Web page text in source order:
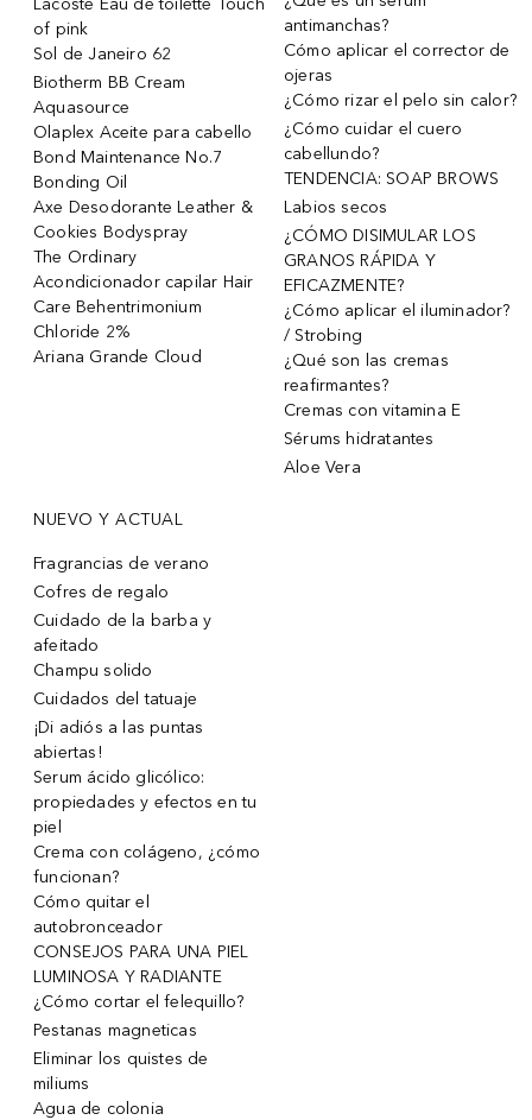
Lacoste Eau de toilette Touch
of pink
Sol de Janeiro 62
Biotherm BB Cream
Aquasource
Olaplex Aceite para cabello
Bond Maintenance No.7
Bonding Oil
Axe Desodorante Leather &
Cookies Bodyspray
The Ordinary
Acondicionador capilar Hair
Care Behentrimonium
Chloride 2%
Ariana Grande Cloud
antimanchas?
Cómo aplicar el corrector de
ojeras
¿Cómo rizar el pelo sin calor?
¿Cómo cuidar el cuero
cabellundo?
TENDENCIA: SOAP BROWS
Labios secos
¿CÓMO DISIMULAR LOS
GRANOS RÁPIDA Y
EFICAZMENTE?
¿Cómo aplicar el iluminador?
/ Strobing
¿Qué son las cremas
reafirmantes?
Cremas con vitamina E
Sérums hidratantes
Aloe Vera
NUEVO Y ACTUAL
Fragrancias de verano
Cofres de regalo
Cuidado de la barba y
afeitado
Champu solido
Cuidados del tatuaje
¡Di adiós a las puntas
abiertas!
Serum ácido glicólico:
propiedades y efectos en tu
piel
Crema con colágeno, ¿cómo
funcionan?
Cómo quitar el
autobronceador
CONSEJOS PARA UNA PIEL
LUMINOSA Y RADIANTE
¿Cómo cortar el felequillo?
Pestanas magneticas
Eliminar los quistes de
miliums
Agua de colonia